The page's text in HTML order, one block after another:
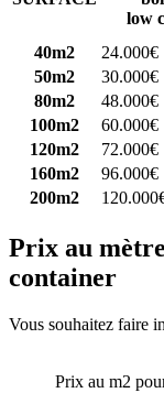
low
40m2
24.000€
50m2
30.000€
80m2
48.000€
100m2
60.000€
120m2
72.000€
160m2
96.000€
200m2
Prix au
container
Vous souhaitez faire
Prix au m2